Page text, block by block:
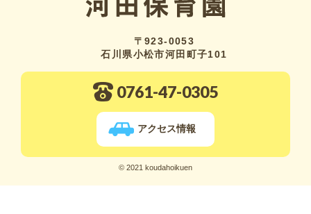
〒923-0053
石川県小松市河田町子101
0761-47-0305
アクセス情報
© 2021 koudahoikuen